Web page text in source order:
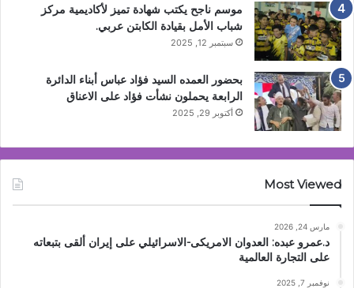
موسم ناجح يكتب شهادة تميز لأكاديمية مركز
شباب الأمل بقيادة الكابتن عربي.
سبتمبر 12, 2025
بحضور العمده السيد فؤاد عباس أبناء الدائرة
الرابعة يحملون نشأت فؤاد على الاعناق
أكتوبر 29, 2025
Most Viewed
مارس 24, 2026
د.عمرو عبده: العدوان الامريكى-الاسرائيلي على إيران ألقى بتبعاته
على التجارة العالمية
نوفمبر 7, 2025